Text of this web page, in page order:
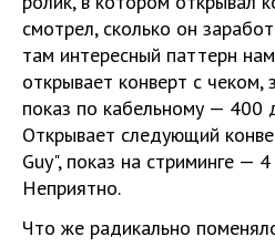
смотрел, сколько он
там интересный паттерн
открывает конверт с чеком,
показ по кабельному — 400
Открывает следующий
Guy", показ на стриминге —
Неприятно.
Что же радикально